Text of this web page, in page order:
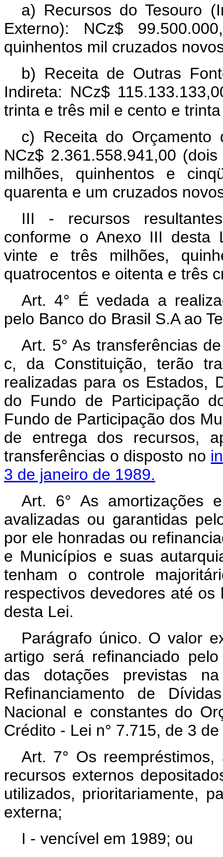
a) Recursos do Tesouro
Externo): NCz$
quinhentos mil cruzados
b) Receita de Outras
Indireta: NCz$
trinta e três mil e cento e
c) Receita do Orçamento
NCz$ 2.361.558.941,00
milhões, quinhentos e
quarenta e um cruzados
III - recursos
conforme o Anexo III desta
vinte e três milhões,
quatrocentos e oitenta e três
Art. 4° É vedada a
pelo Banco do Brasil S.A ao
Art. 5° As transferências
c, da Constituição, terão
realizadas para os Estados,
do Fundo de Participação
Fundo de Participação dos
de entrega dos recursos,
transferências o disposto no
3 de janeiro de 1989.
Art. 6° As amortizações
avalizadas ou garantidas
por ele honradas ou
e Municípios e suas
tenham o controle
respectivos devedores até
desta Lei.
Parágrafo único. O valor
artigo será refinanciado
das dotações previstas
Refinanciamento de
Nacional e constantes do
Crédito - Lei n° 7.715, de 3
Art. 7° Os
recursos externos
utilizados, prioritariamente,
externa;
I - vencível em 1989; ou